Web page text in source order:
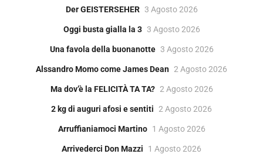
Der GEISTERSEHER 3 Agosto 2026
Oggi busta gialla la 3 3 Agosto 2026
Una favola della buonanotte 3 Agosto 2026
Alssandro Momo come James Dean 2 Agosto 2026
Ma dov’è la FELICITÀ TA TA? 2 Agosto 2026
2 kg di auguri afosi e sentiti 2 Agosto 2026
Arruffianiamoci Martino 1 Agosto 2026
Arrivederci Don Mazzi 1 Agosto 2026